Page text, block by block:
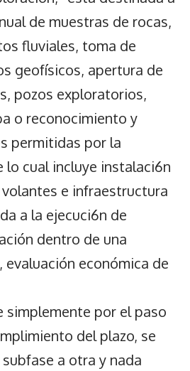
de muestras de rocas,
fluviales, toma de
geofísicos, apertura de
pozos exploratorios,
o reconocimiento y
permitidas por la
lo cual incluye instalaci6n
e infraestructura
a la ejecuci6n de
dentro de una
evaluación económica de
simplemente por el paso
del plazo, se
a otra y nada